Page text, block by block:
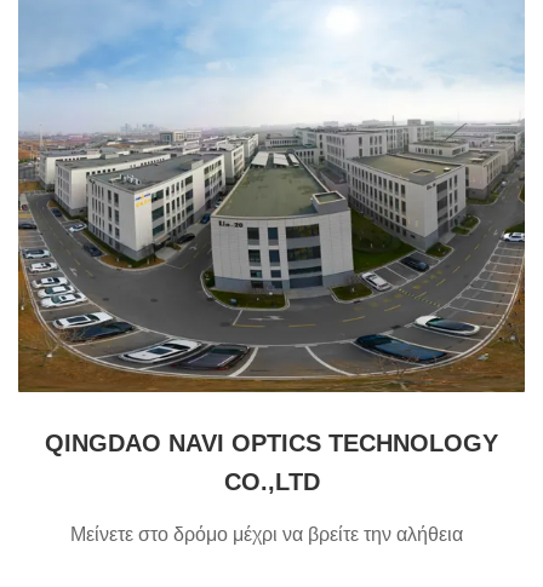
QINGDAO NAVI OPTICS TECHNOLOGY
CO.,LTD
Μείνετε στο δρόμο μέχρι να βρείτε την αλήθεια